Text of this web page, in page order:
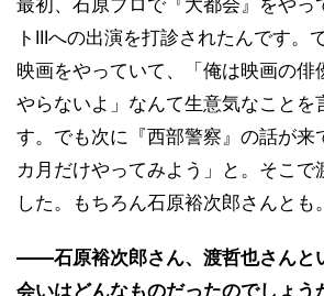
トIIIへの出演を打診されたんです。
映画をやっていて、「俺は映画の俳
やらないよ」なんて生意気なことを
す。でも次に『西部警察』の話が来
カ月だけやってみよう」と。そこで
した。もちろん石原裕次郎さんとも。
――石原裕次郎さん、渡哲也さんと
会いはどんなものだったのでしょう